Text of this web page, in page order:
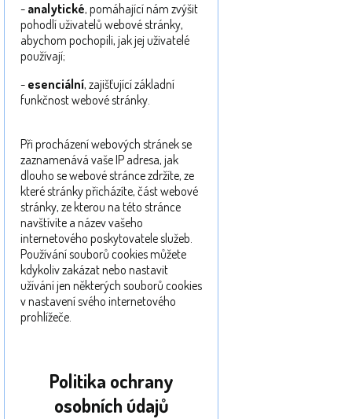
- analytické, pomáhající nám zvýšit
pohodlí uživatelů webové stránky,
abychom pochopili, jak jej uživatelé
používají;
- esenciální, zajišťující základní
funkčnost webové stránky.
Při procházení webových stránek se
zaznamenává vaše IP adresa, jak
dlouho se webové stránce zdržíte, ze
které stránky přicházíte, část webové
stránky, ze kterou na této stránce
navštívíte a název vašeho
internetového poskytovatele služeb.
Používání souborů cookies můžete
kdykoliv zakázat nebo nastavit
užívání jen některých souborů cookies
v nastavení svého internetového
prohlížeče.
Politika ochrany
osobních údajů